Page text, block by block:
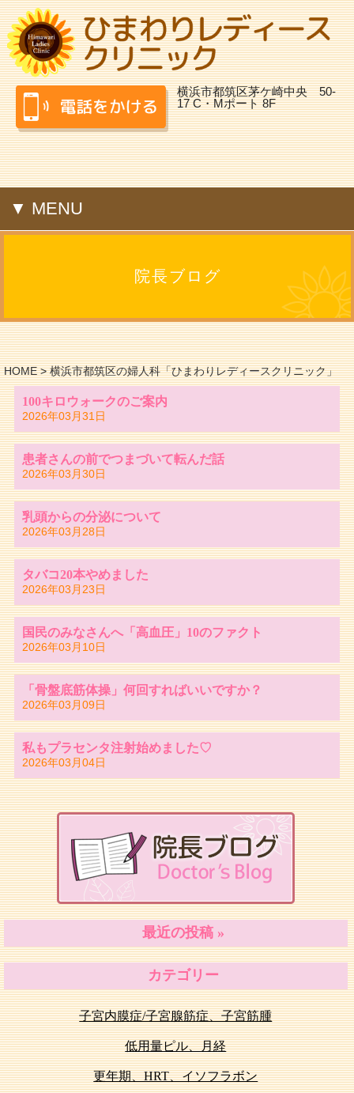
横浜市都筑区茅ケ崎中央 50-
17 C・Mポート 8F
▼ MENU
院長ブログ
HOME>横浜市都筑区の婦人科「ひまわりレディースクリニック」
100キロウォークのご案内
2026年03月31日
患者さんの前でつまづいて転んだ話
2026年03月30日
乳頭からの分泌について
2026年03月28日
タバコ20本やめました
2026年03月23日
国民のみなさんへ「高血圧」10のファクト
2026年03月10日
「骨盤底筋体操」何回すればいいですか？
2026年03月09日
私もプラセンタ注射始めました♡
2026年03月04日
最近の投稿 »
カテゴリー
子宮内膜症/子宮腺筋症、子宮筋腫
低用量ピル、月経
更年期、HRT、イソフラボン